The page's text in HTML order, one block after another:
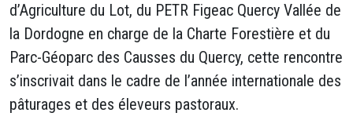
d’Agriculture du Lot, du PETR Figeac Quercy Vallée de
la Dordogne en charge de la Charte Forestière et du
Parc-Géoparc des Causses du Quercy, cette rencontre
s’inscrivait dans le cadre de l’année internationale des
pâturages et des éleveurs pastoraux.